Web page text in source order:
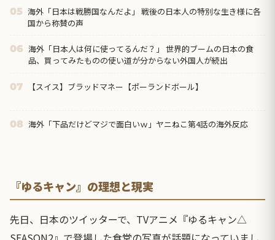
05 海外「日本は戦勝国なんだよ」 戦後の日本人の特別な生き様に各
国から称賛の声
06 海外「日本人は何に使ってるんだ？」 世界的ブームの日本の食
品、買ってみたものの使い道が分からない外国人が続出
07 【スイス】ブラッドマネー【ポーランドボール】
08 海外「下品だけどマジで面白いｗ」ヤニねこ第4話の海外反応
『ゆるキャン』の理想と現実
先日、日本のツイッターで、TVアニメ『ゆるキャン△